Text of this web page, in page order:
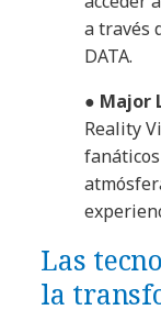
a través
DATA.
● Major
Reality
Las
la